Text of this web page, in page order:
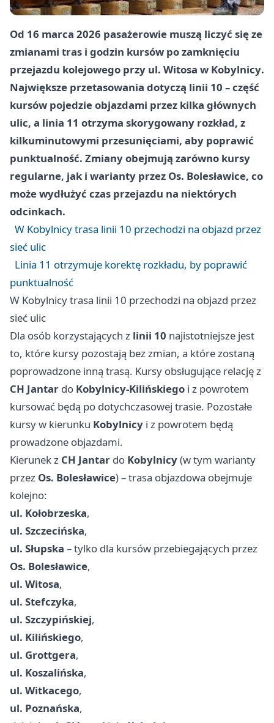
Od 16 marca 2026 pasażerowie muszą liczyć się ze
zmianami tras i godzin kursów po zamknięciu
przejazdu kolejowego przy ul. Witosa w Kobylnicy.
Największe przetasowania dotyczą linii 10 – część
kursów pojedzie objazdami przez kilka głównych
ulic, a linia 11 otrzyma skorygowany rozkład, z
kilkuminutowymi przesunięciami, aby poprawić
punktualność. Zmiany obejmują zarówno kursy
regularne, jak i warianty przez Os. Bolesławice, co
może wydłużyć czas przejazdu na niektórych
odcinkach.
W Kobylnicy trasa linii 10 przechodzi na objazd przez
sieć ulic
Linia 11 otrzymuje korektę rozkładu, by poprawić
punktualność
W Kobylnicy trasa linii 10 przechodzi na objazd przez
sieć ulic
Dla osób korzystających z linii 10 najistotniejsze jest
to, które kursy pozostają bez zmian, a które zostaną
poprowadzone inną trasą. Kursy obsługujące relację z
CH Jantar do Kobylnicy-Kilińskiego i z powrotem
kursować będą po dotychczasowej trasie. Pozostałe
kursy w kierunku Kobylnicy i z powrotem będą
prowadzone objazdami.
Kierunek z CH Jantar do Kobylnicy(w tym warianty
przez Os. Bolesławice) – trasa objazdowa obejmuje
kolejno:
ul. Kołobrzeska,
ul. Szczecińska,
ul. Słupska – tylko dla kursów przebiegających przez
Os. Bolesławice,
ul. Witosa,
ul. Stefczyka,
ul. Szczypińskiej,
ul. Kilińskiego,
ul. Grottgera,
ul. Koszalińska,
ul. Witkacego,
ul. Poznańska,